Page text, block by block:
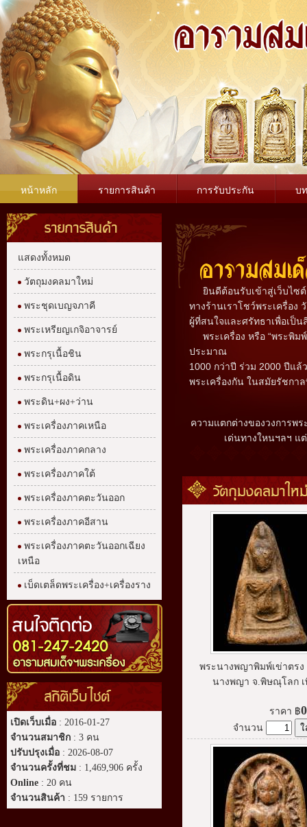
หน้าหลัก รายการสินค้า การรับประกัน บ
รายการสินค้า
แสดงทั้งหมด
วัตถุมงคลมาใหม่
พระชุดเบญจภาคี
พระเหรียญเกจิอาจารย์
พระกรุเนื้อชิน
พระกรุเนื้อดิน
พระดิน+ผง+ว่าน
พระเครื่องภาคเหนือ
พระเครื่องภาคกลาง
พระเครื่องภาคใต้
พระเครื่องภาคตะวันออก
พระเครื่องภาคอีสาน
พระเครื่องภาคตะวันออกเฉียง
เหนือ
เบ็ดเตล็ดพระเครื่อง+เครื่องราง
สถิติเว็บไซต์
เปิดเว็บเมื่อ : 2016-01-27
จำนวนสมาชิก : 3 คน
ปรับปรุงเมื่อ : 2026-08-07
จำนวนครั้งที่ชม : 1,469,906 ครั้ง
Online : 20 คน
จำนวนสินค้า : 159 รายการ
ยินดีต้อนรับเข้าสู่เว็บไซ
ทางร้านเราโชว์พระเครื่อง
ผู้ที่สนใจและศรัทธาเพื่อเป็
พระเครื่อง หรือ “พระพิม
ประมาณ
1000 กว่าปี ร่วม 2000 ปีแ
พระเครื่องกัน ในสมัยรัชกา
ความแตกต่างของวงการพ
เด่นทางใหนฯลฯ แ
วัตถุมงคลมาให
พระนางพญาพิมพ์เข่าตรง
นางพญา จ.พิษณุโลก เ
ราคา ฿
จำนวน